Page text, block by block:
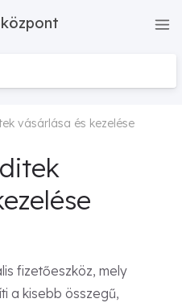
vásárlása és kezelése
fizetőeszköz, mely
a kisebb összegű,